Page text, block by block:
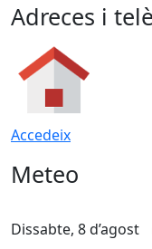
Adreces i
Accedeix
Meteo
Dissabte, 8 d’agost